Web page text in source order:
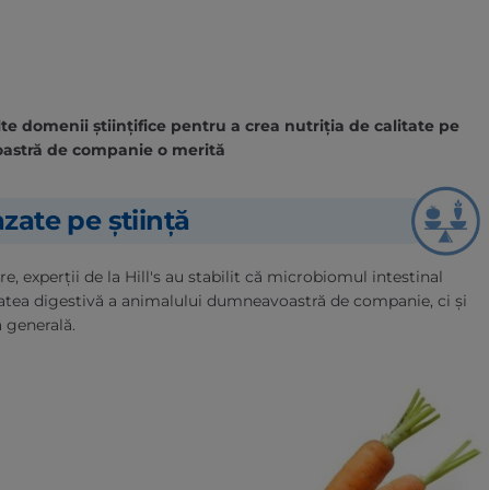
domenii științifice pentru a crea nutriția de calitate pe
de companie o merită
pe știință
experții de la Hill's au stabilit că microbiomul intestinal
digestivă a animalului dumneavoastră de companie, ci și
generală.